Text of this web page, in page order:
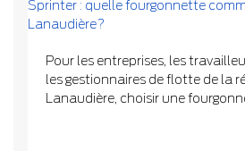
Pour les entreprises, les
les gestionnaires de flotte de la
Lanaudière, choisir une